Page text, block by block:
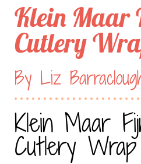
Klein Maar
Cutlery
By Liz
Klein Maar
Cutlery Wrap